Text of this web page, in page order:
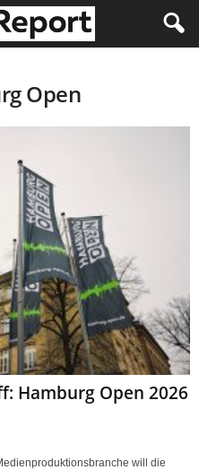
Open
Hamburg Open 2026
will die